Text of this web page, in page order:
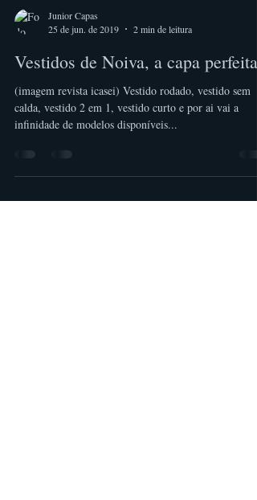
25 de jun. de 2019
2 min de leitura
Vestidos de Noiva, a capa perfeita.
(imagem revista icasei) Vestido rodado, vestido sem
calda, vestido 2 em 1, vestido curto e por ai vai a